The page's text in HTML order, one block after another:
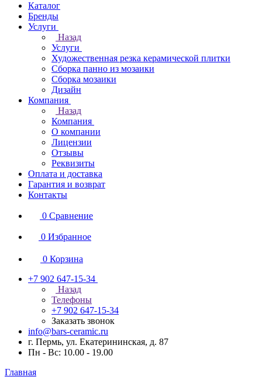
Каталог
Бренды
Услуги
Назад
Услуги
Художественная резка керамической плитки
Сборка панно из мозаики
Сборка мозаики
Дизайн
Компания
Назад
Компания
О компании
Лицензии
Отзывы
Реквизиты
Оплата и доставка
Гарантия и возврат
Контакты
0 Сравнение
0 Избранное
0 Корзина
+7 902 647-15-34
Назад
Телефоны
+7 902 647-15-34
Заказать звонок
info@bars-ceramic.ru
г. Пермь, ул. Екатерининская, д. 87
Пн - Вс: 10.00 - 19.00
Главная